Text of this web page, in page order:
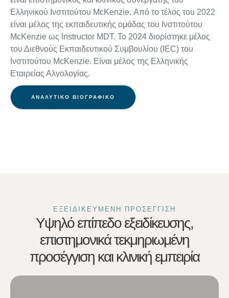
Ελληνικού Ινστιτούτου McKenzie. Από το τέλος του 2022
είναι μέλος της εκπαιδευτικής ομάδας του Ινστιτούτου
McKenzie ως Instructor MDT. Το 2024 διορίστηκε μέλος
του Διεθνούς Εκπαιδευτικού Συμβουλίου (IEC) του
Ινστιτούτου McKenzie. Είναι μέλος της Ελληνικής
Εταιρείας Αλγολογίας.
ΑΝΑΛΥΤΙΚΟ ΒΙΟΓΡΑΦΙΚΟ
ΕΞΕΙΔΙΚΕΥΜΕΝΗ ΠΡΟΣΕΓΓΙΣΗ
Υψηλό επίπεδο εξειδίκευσης,
επιστημονικά τεκμηριωμένη
προσέγγιση και κλινική εμπειρία